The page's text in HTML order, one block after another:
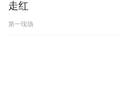
走红
第一现场